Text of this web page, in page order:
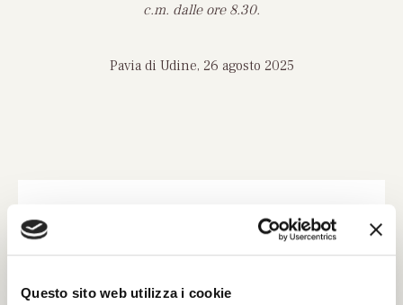
Questo sito web utilizza i cookie
c.m. dalle ore 8.30.
Pavia di Udine, 26 agosto 2025
CORDOGLIO
poter inviare le tue condoglianze.